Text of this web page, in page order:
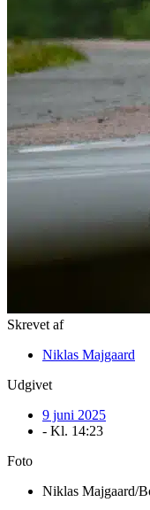
Skrevet af
Niklas Majgaard
Udgivet
9 juni 2025
- Kl. 14:23
Foto
Niklas Majgaard/